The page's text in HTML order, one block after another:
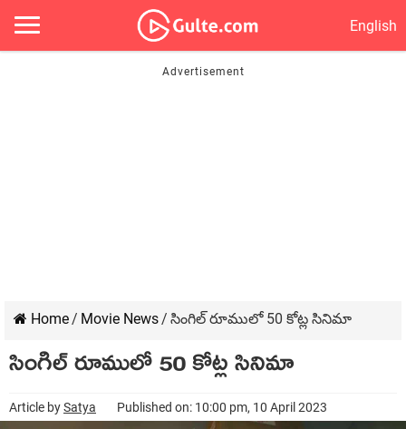
English
Home/ Movie News/ సింగిల్ రూములో 50 కోట్ల సినిమా
సింగిల్ రూములో 50 కోట్ల సినిమా
Article bySatya Published on: 10:00 pm, 10 April 2023